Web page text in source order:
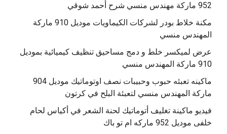
مكنة خلاط بودر لشركات الكيماويات موديل 910 ماركة
المهندس منسي
عرض لميكسر خلط و دمج مساحيق تنظيف كيميائية بموديل
910 ماركة المهندس منسي
‫ماكينه تعبئه حبوب وحبيبات نصف اوتوماتيك موديل 904
‫فيديو ماكينة تغليف أتوماتيك لحنة الشعر في أكياس لحام
خلفى موديل 952 ماركه ام تو باك